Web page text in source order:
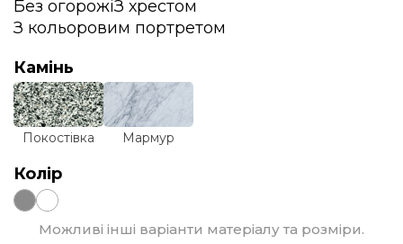
Без огорожіЗ хрестом
З кольоровим портретом
Камінь
Покостівка Мармур
Колір
Можливі інші варіанти матеріалу та розміри.